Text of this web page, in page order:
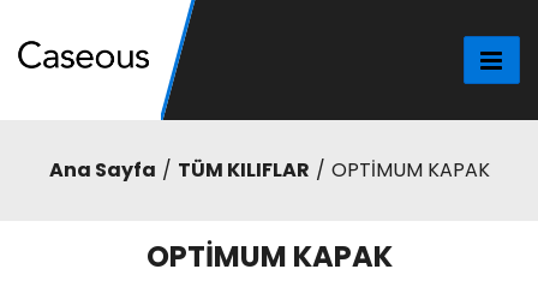
Ana Sayfa TÜM KILIFLAR OPTİMUM KAPAK
OPTİMUM KAPAK